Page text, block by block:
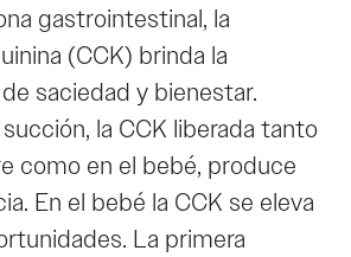
gastrointestinal, la
(CCK) brinda la
saciedad y bienestar.
la CCK liberada tanto
como en el bebé, produce
En el bebé la CCK se eleva
La primera